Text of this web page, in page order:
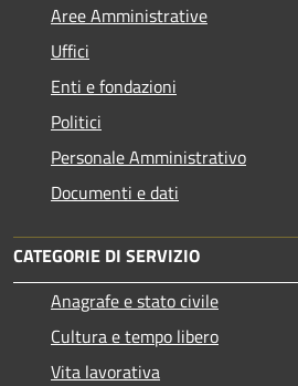
Aree Amministrative
Uffici
Enti e fondazioni
Politici
Personale Amministrativo
Documenti e dati
CATEGORIE DI SERVIZIO
Anagrafe e stato civile
Cultura e tempo libero
Vita lavorativa